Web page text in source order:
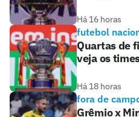
Há 16 horas
futebol
Quartas de
veja os
Há 18 horas
fora de
Grêmio x